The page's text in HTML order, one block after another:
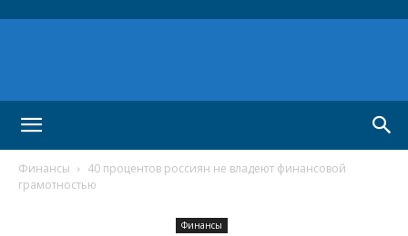
Финансы
40 процентов россиян не владеют финансовой
грамотностью
Финансы